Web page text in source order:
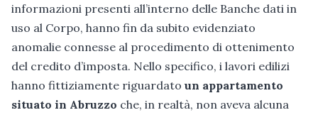
informazioni presenti all’interno delle Banche dati in
uso al Corpo, hanno fin da subito evidenziato
anomalie connesse al procedimento di ottenimento
del credito d’imposta. Nello specifico, i lavori edilizi
hanno fittiziamente riguardato un appartamento
situato in Abruzzo che, in realtà, non aveva alcuna